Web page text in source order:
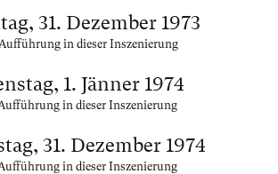
31. Dezember 1973
in dieser Inszenierung
1. Jänner 1974
in dieser Inszenierung
31. Dezember 1974
in dieser Inszenierung